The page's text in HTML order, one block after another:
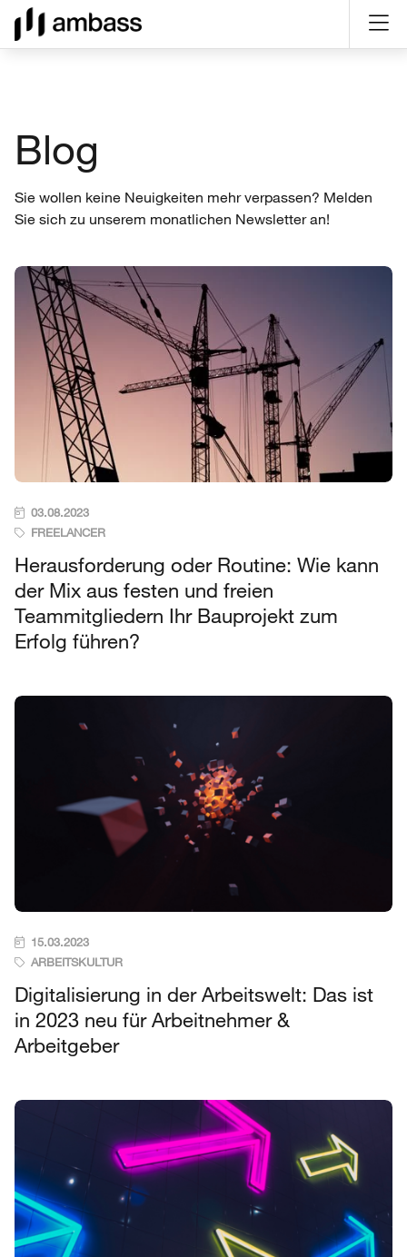
Direkt
zum
Inhalt
Direkt
zum
Hauptmenu
Direkt
Suche
Direkt
zum
Seitenfuß
Blog
Sie wollen keine Neuigkeiten mehr verpassen? Melden
Sie sich zu unserem monatlichen Newsletter an!
03.08.2023
FREELANCER
Herausforderung oder Routine: Wie kann
der Mix aus festen und freien
Teammitgliedern Ihr Bauprojekt zum
Erfolg führen?
15.03.2023
ARBEITSKULTUR
Digitalisierung in der Arbeitswelt: Das ist
in 2023 neu für Arbeitnehmer &
Arbeitgeber